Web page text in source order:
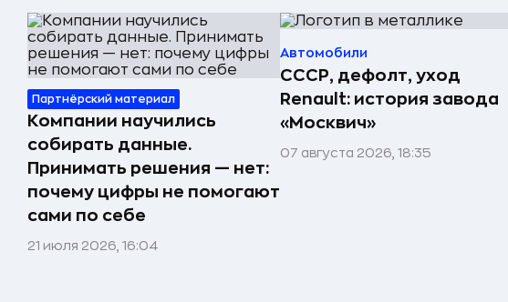
Партнёрский материал
Компании научились
собирать данные.
Принимать решения — нет:
почему цифры не помогают
сами по себе
21 июля 2026, 16:04
Автомобили
СССР, дефолт, уход
Renault: история завода
«Москвич»
07 августа 2026, 18:35